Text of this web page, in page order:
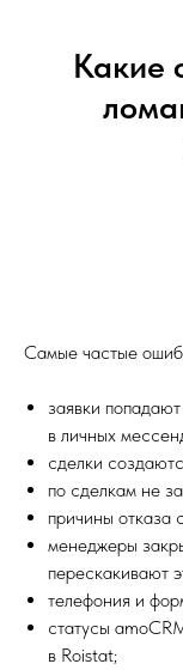
Какие
Самые частые
заявки
в личных
сделки
по сделкам не
причины отказа
менеджеры
перескакивают
телефония и
статусы
в Roistat;